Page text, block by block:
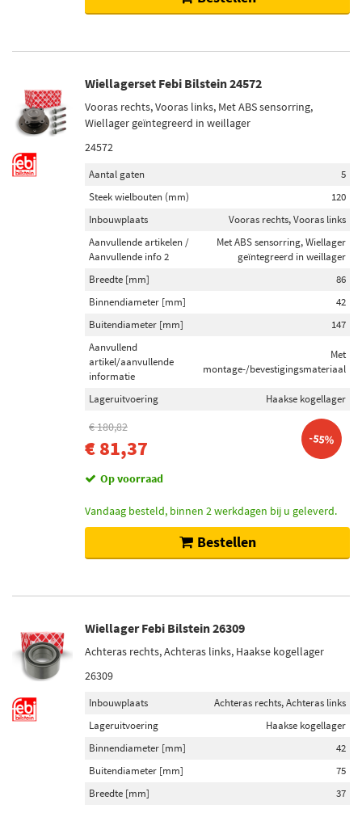
Wiellagerset Febi Bilstein 24572
Vooras rechts, Vooras links, Met ABS sensorring,
Wiellager geïntegreerd in weillager
24572
Aantal gaten
5
Steek wielbouten (mm)
120
Inbouwplaats
Vooras rechts, Vooras links
Aanvullende artikelen /
Aanvullende info 2
Met ABS sensorring, Wiellager
geïntegreerd in weillager
Breedte [mm]
86
Binnendiameter [mm]
42
Buitendiameter [mm]
147
Aanvullend
artikel/aanvullende
informatie
Met
montage-/bevestigingsmateriaal
Lageruitvoering Haakse kogellager
€ 180,82
€ 81,37 -55%
Op voorraad
Vandaag besteld, binnen 2 werkdagen bij u geleverd.
Bestellen
Wiellager Febi Bilstein 26309
Achteras rechts, Achteras links, Haakse kogellager
26309
Inbouwplaats
Achteras rechts, Achteras links
Lageruitvoering
Haakse kogellager
Binnendiameter [mm]
42
Buitendiameter [mm]
75
Breedte [mm]
37